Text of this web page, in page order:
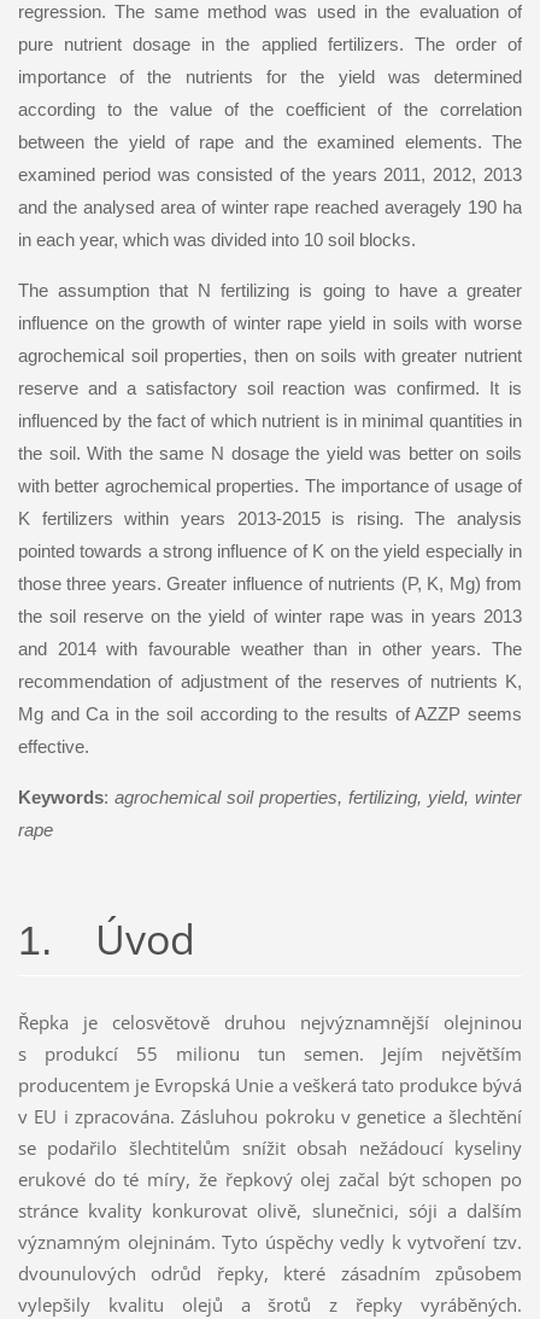
regression. The same method was used in the evaluation of
pure nutrient dosage in the applied fertilizers. The order of
importance of the nutrients for the yield was determined
according to the value of the coefficient of the correlation
between the yield of rape and the examined elements. The
examined period was consisted of the years 2011, 2012, 2013
and the analysed area of winter rape reached averagely 190 ha
in each year, which was divided into 10 soil blocks.
The assumption that N fertilizing is going to have a greater
influence on the growth of winter rape yield in soils with worse
agrochemical soil properties, then on soils with greater nutrient
reserve and a satisfactory soil reaction was confirmed. It is
influenced by the fact of which nutrient is in minimal quantities in
the soil. With the same N dosage the yield was better on soils
with better agrochemical properties. The importance of usage of
K fertilizers within years 2013-2015 is rising. The analysis
pointed towards a strong influence of K on the yield especially in
those three years. Greater influence of nutrients (P, K, Mg) from
the soil reserve on the yield of winter rape was in years 2013
and 2014 with favourable weather than in other years. The
recommendation of adjustment of the reserves of nutrients K,
Mg and Ca in the soil according to the results of AZZP seems
effective.
Keywords: agrochemical soil properties, fertilizing, yield, winter
rape
1. Úvod
Řepka je celosvětově druhou nejvýznamnější olejninou
s produkcí 55 milionu tun semen. Jejím největším
producentem je Evropská Unie a veškerá tato produkce bývá
v EU i zpracována. Zásluhou pokroku v genetice a šlechtění
se podařilo šlechtitelům snížit obsah nežádoucí kyseliny
erukové do té míry, že řepkový olej začal být schopen po
stránce kvality konkurovat olivě, slunečnici, sóji a dalším
významným olejninám. Tyto úspěchy vedly k vytvoření tzv.
dvounulových odrůd řepky, které zásadním způsobem
vylepšily kvalitu olejů a šrotů z řepky vyráběných.